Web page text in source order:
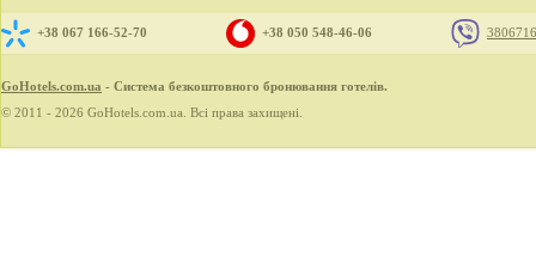
+38 067 166-52-70 +38 050 548-46-06
GoHotels.com.ua - Система безкоштовного бронювання готелів.
© 2011 - 2026 GoHotels.com.ua. Всі права захищені.